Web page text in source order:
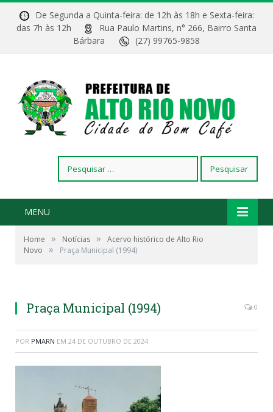
De Segunda a Quinta-feira: de 12h às 18h e Sexta-feira:
das 7h às 12h
Rua Paulo Martins, n° 266, Bairro Santa
Bárbara
(27) 99765-9858
por:
MENU
Home » Notícias »
Acervo histórico de Alto Rio
Novo
» Praça Municipal (1994)
Praça Municipal (1994) 0
POR PMARN EM 24 DE OUTUBRO DE 2024